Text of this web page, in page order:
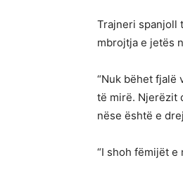
Trajneri spanjoll
mbrojtja e jetës
“Nuk bëhet fjalë
të mirë. Njerëzit
nëse është e
“I shoh fëmijët e